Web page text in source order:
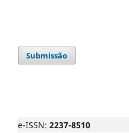
Submissão
e-ISSN: 2237-8510